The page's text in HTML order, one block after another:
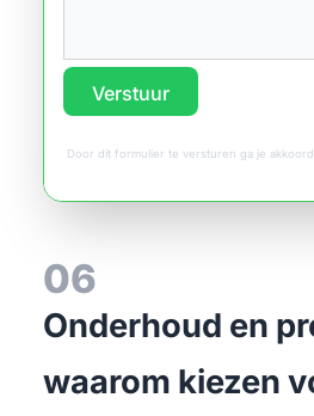
Verstuur
Door dit formulier te versturen ga je
06
Onderhoud en
waarom kiezen